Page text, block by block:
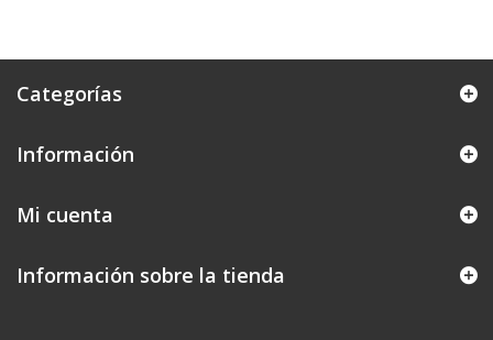
Categorías
Información
Mi cuenta
Información sobre la tienda